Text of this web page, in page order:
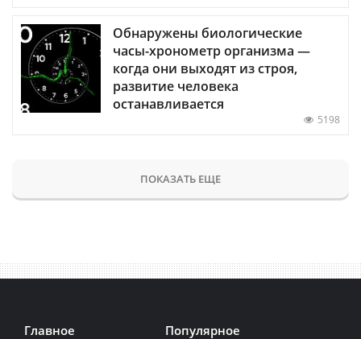
Обнаружены биологические
часы-хронометр организма —
когда они выходят из строя,
развитие человека
останавливается
5198
ПОКАЗАТЬ ЕЩЕ
Главное Популярное